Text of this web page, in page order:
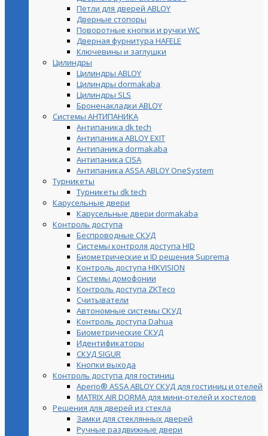
Петли для дверей ABLOY
Дверные стопоры
Поворотные кнопки и ручки WC
Дверная фурнитура HAFELE
Ключевины и заглушки
Цилиндры
Цилиндры ABLOY
Цилиндры dormakaba
Цилиндры SLS
Броненакладки ABLOY
Системы АНТИПАНИКА
Антипаника dk tech
Антипаника ABLOY EXIT
Антипаника dormakaba
Антипаника СISA
Антипаника ASSA ABLOY OneSystem
Турникеты
Турникеты dk tech
Карусельные двери
Карусельные двери dormakaba
Контроль доступа
Беспроводные СКУД
Системы контроля доступа HID
Биометрические и ID решения Suprema
Контроль доступа HIKVISION
Системы домофонии
Контроль доступа ZKTeco
Считыватели
Автономные системы СКУД
Контроль доступа Dahua
Биометрические СКУД
Идентификаторы
СКУД SIGUR
Кнопки выхода
Контроль доступа для гостиниц
Aperio® ASSA ABLOY СКУД для гостиниц и отелей
MATRIX AIR DORMA для мини-отелей и хостелов
Решения для дверей из стекла
Замки для стеклянных дверей
Ручные раздвижные двери